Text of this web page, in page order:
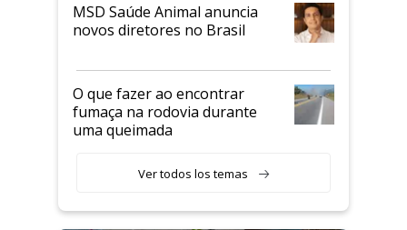
MSD Saúde Animal anuncia
novos diretores no Brasil
O que fazer ao encontrar
fumaça na rodovia durante
uma queimada
Ver todos los temas